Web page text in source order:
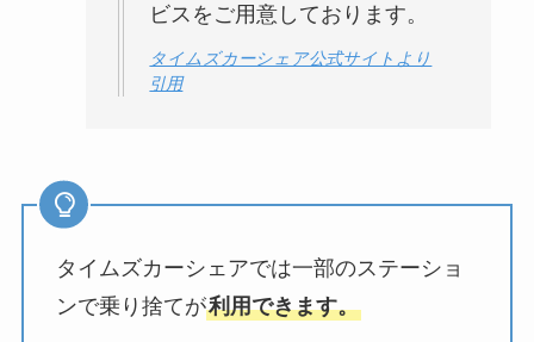
ビスをご用意しております。
タイムズカーシェア公式サイトより
引用
タイムズカーシェアでは一部のステーショ
ンで乗り捨てが利用できます。